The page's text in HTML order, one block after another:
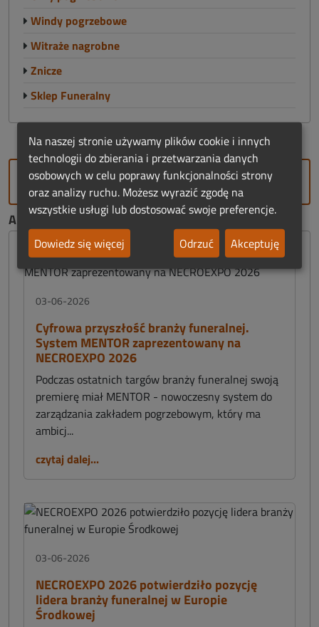
Windy pogrzebowe
Witraże nagrobne
Znicze
Sklep Funeralny
DODAJ FIRMĘ
AKTUALNOŚCI FUNERALNE:
03-06-2026
Cyfrowa przyszłość branży funeralnej.
System MENTOR zaprezentowany na
NECROEXPO 2026
Podczas ostatnich targów branży funeralnej swoją
premierę miał MENTOR - nowoczesny system do
zarządzania zakładem pogrzebowym, który ma
ambicj...
czytaj dalej...
03-06-2026
NECROEXPO 2026 potwierdziło pozycję
lidera branży funeralnej w Europie
Środkowej
Na naszej stronie używamy plików cookie i innych
technologii do zbierania i przetwarzania danych
osobowych w celu poprawy funkcjonalności strony
oraz analizy ruchu. Możesz wyrazić zgodę na
wszystkie usługi lub dostosować swoje preferencje.
Dowiedz się więcej
Odrzuć Akceptuję